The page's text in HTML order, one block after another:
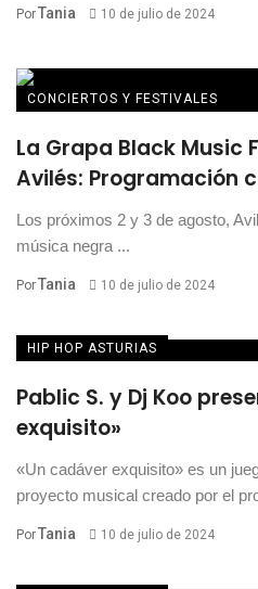
PorTania 10 de julio de 2024
CONCIERTOS Y FESTIVALES
La Grapa Black Music
Avilés: Programación
Los próximos 2 y 3 de agosto,
música negra ...
PorTania 10 de julio de 2024
HIP HOP ASTURIAS
Pablic S. y Dj Koo
exquisito»
«Un cadáver exquisito» es un
proyecto musical creado por el
PorTania 10 de julio de 2024